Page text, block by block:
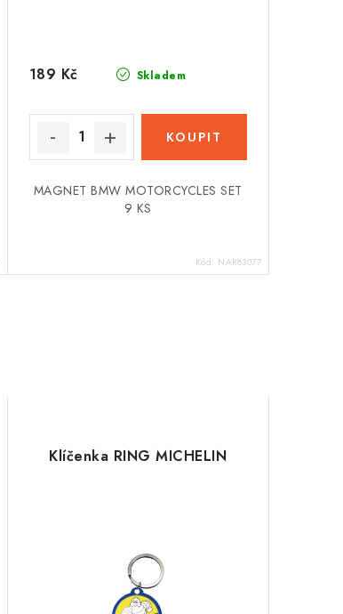
Skladem
189 Kč
MAGNET BMW MOTORCYCLES SET
9 KS
Kód: NAR83077
Klíčenka RING MICHELIN